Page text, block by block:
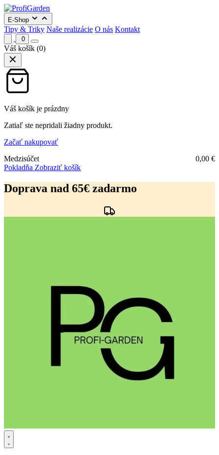
E-Shop
Tipy & Triky Naše realizácie O nás Kontakt
0
Váš košík (0)
Váš košík je prázdny
Zatiaľ ste nepridali žiadny produkt.
Začať nakupovať
Medzisúčet
0,00 €
Pokladňa Zobraziť košík
na
obsah
Doprava nad 65€ zadarmo